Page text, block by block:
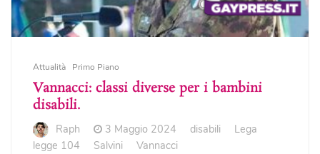
Attualità Primo Piano
Vannacci: classi diverse per i bambini
disabili.
Raph 3 Maggio 2024 disabili
Lega
legge 104
Salvini Vannacci